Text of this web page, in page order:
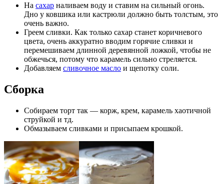
На сахар наливаем воду и ставим на сильный огонь.
Дно у ковшика или кастрюли должно быть толстым, это
очень важно.
Греем сливки. Как только сахар станет коричневого
цвета, очень аккуратно вводим горячие сливки и
перемешиваем длинной деревянной ложкой, чтобы не
обжечься, потому что карамель сильно стреляется.
Добавляем сливочное масло и щепотку соли.
Сборка
Собираем торт так — корж, крем, карамель хаотичной
струйкой и тд.
Обмазываем сливками и присыпаем крошкой.